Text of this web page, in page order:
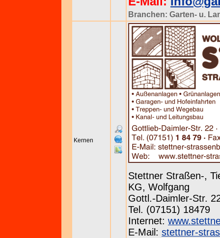
Branchen: Garten- u.
Kernen
Stettner Straßen-,
KG, Wolfgang
Gottl.-Daimler-Str.
Tel. (07151) 18479
Internet:
E-Mail: stettner-